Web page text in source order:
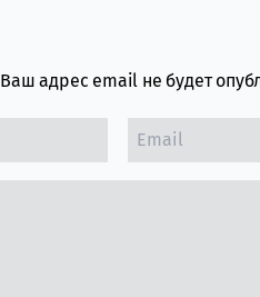
Ваш адрес email не будет